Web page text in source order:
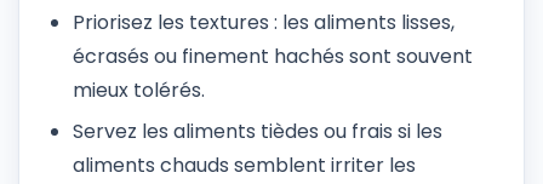
Priorisez les textures : les aliments lisses,
écrasés ou finement hachés sont souvent
mieux tolérés.
Servez les aliments tièdes ou frais si les
aliments chauds semblent irriter les